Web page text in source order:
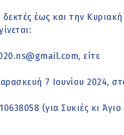
έως και την
είτε
7 Ιουνίου 2024,
(για Συκιές κι